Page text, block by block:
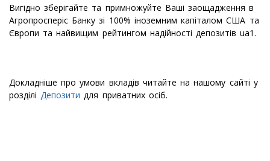
Вигідно зберігайте та примножуйте Ваші заощадження в
Агропросперіс Банку зі 100% іноземним капіталом США та
Європи та найвищим рейтингом надійності депозитів ua1.
Докладніше про умови вкладів читайте на нашому сайті у
розділі Депозити для приватних осіб.